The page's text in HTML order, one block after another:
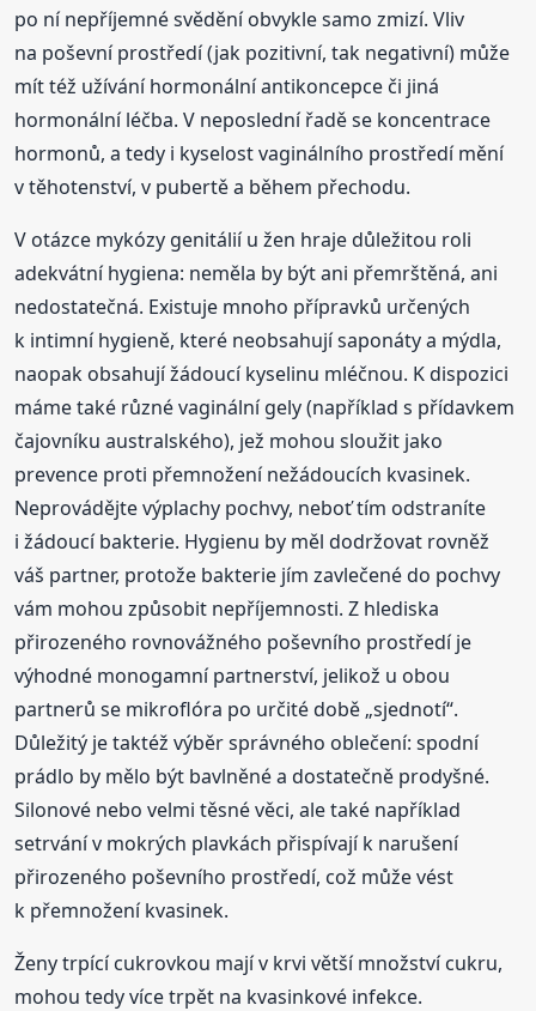
po ní nepříjemné svědění obvykle samo zmizí. Vliv
na poševní prostředí (jak pozitivní, tak negativní) může
mít též užívání hormonální antikoncepce či jiná
hormonální léčba. V neposlední řadě se koncentrace
hormonů, a tedy i kyselost vaginálního prostředí mění
v těhotenství, v pubertě a během přechodu.
V otázce mykózy genitálií u žen hraje důležitou roli
adekvátní hygiena: neměla by být ani přemrštěná, ani
nedostatečná. Existuje mnoho přípravků určených
k intimní hygieně, které neobsahují saponáty a mýdla,
naopak obsahují žádoucí kyselinu mléčnou. K dispozici
máme také různé vaginální gely (například s přídavkem
čajovníku australského), jež mohou sloužit jako
prevence proti přemnožení nežádoucích kvasinek.
Neprovádějte výplachy pochvy, neboť tím odstraníte
i žádoucí bakterie. Hygienu by měl dodržovat rovněž
váš partner, protože bakterie jím zavlečené do pochvy
vám mohou způsobit nepříjemnosti. Z hlediska
přirozeného rovnovážného poševního prostředí je
výhodné monogamní partnerství, jelikož u obou
partnerů se mikroflóra po určité době „sjednotí“.
Důležitý je taktéž výběr správného oblečení: spodní
prádlo by mělo být bavlněné a dostatečně prodyšné.
Silonové nebo velmi těsné věci, ale také například
setrvání v mokrých plavkách přispívají k narušení
přirozeného poševního prostředí, což může vést
k přemnožení kvasinek.
Ženy trpící cukrovkou mají v krvi větší množství cukru,
mohou tedy více trpět na kvasinkové infekce.